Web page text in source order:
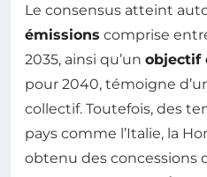
Le consensus atteint
émissions comprise
2035, ainsi qu’un objectif
pour 2040, témoigne
collectif. Toutefois, des
pays comme l’Italie, la
obtenu des concessions